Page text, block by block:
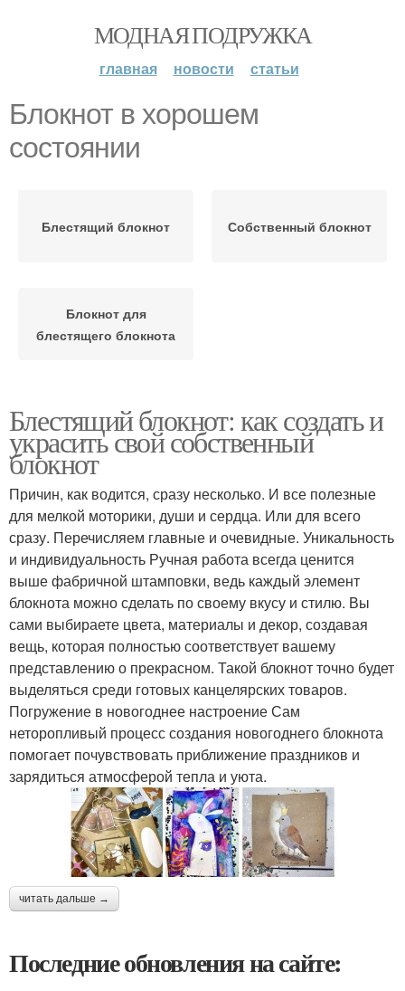
МОДНАЯ ПОДРУЖКА
главная новости статьи
Блокнот в хорошем
состоянии
Блестящий блокнот Собственный блокнот
Блокнот для
блестящего блокнота
Блестящий блокнот: как создать и
украсить свой собственный
блокнот
Причин, как водится, сразу несколько. И все полезные
для мелкой моторики, души и сердца. Или для всего
сразу. Перечисляем главные и очевидные. Уникальность
и индивидуальность Ручная работа всегда ценится
выше фабричной штамповки, ведь каждый элемент
блокнота можно сделать по своему вкусу и стилю. Вы
сами выбираете цвета, материалы и декор, создавая
вещь, которая полностью соответствует вашему
представлению о прекрасном. Такой блокнот точно будет
выделяться среди готовых канцелярских товаров.
Погружение в новогоднее настроение Сам
неторопливый процесс создания новогоднего блокнота
помогает почувствовать приближение праздников и
зарядиться атмосферой тепла и уюта.
читать дальше →
Последние обновления на сайте: